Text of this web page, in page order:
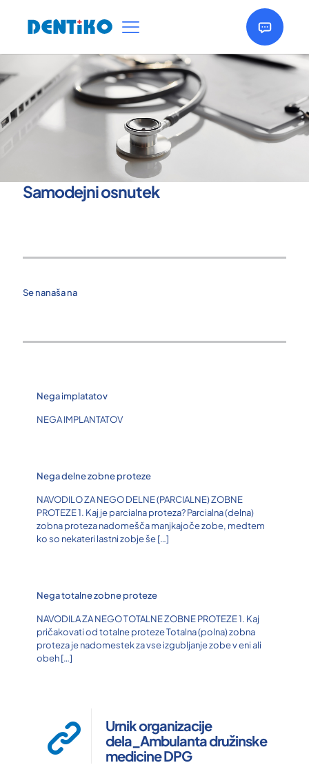
Samodejni osnutek
Se nanaša na
Nega implatatov
NEGA IMPLANTATOV
Nega delne zobne proteze
NAVODILO ZA NEGO DELNE (PARCIALNE) ZOBNE
PROTEZE 1. Kaj je parcialna proteza? Parcialna (delna)
zobna proteza nadomešča manjkajoče zobe, medtem
ko so nekateri lastni zobje še[…]
Nega totalne zobne proteze
NAVODILA ZA NEGO TOTALNE ZOBNE PROTEZE 1. Kaj
pričakovati od totalne proteze Totalna (polna) zobna
proteza je nadomestek za vse izgubljanje zobe v eni ali
obeh[…]
Urnik organizacije
dela_Ambulanta družinske
medicine DPG